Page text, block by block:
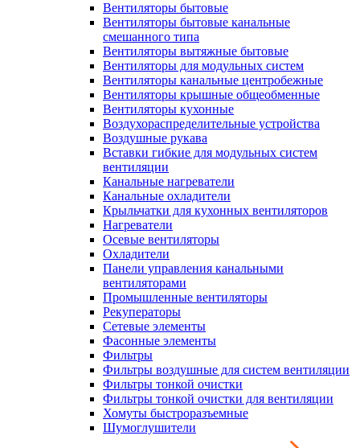
Вентиляторы бытовые
Вентиляторы бытовые канальные
смешанного типа
Вентиляторы вытяжные бытовые
Вентиляторы для модульных систем
Вентиляторы канальные центробежные
Вентиляторы крышные общеобменные
Вентиляторы кухонные
Воздухораспределительные устройства
Воздушные рукава
Вставки гибкие для модульных систем
вентиляции
Канальные нагреватели
Канальные охладители
Крыльчатки для кухонных вентиляторов
Нагреватели
Осевые вентиляторы
Охладители
Панели управления канальными
вентиляторами
Промышленные вентиляторы
Рекуператоры
Сетевые элементы
Фасонные элементы
Фильтры
Фильтры воздушные для систем вентиляции
Фильтры тонкой очистки
Фильтры тонкой очистки для вентиляции
Хомуты быстроразъемные
Шумоглушители